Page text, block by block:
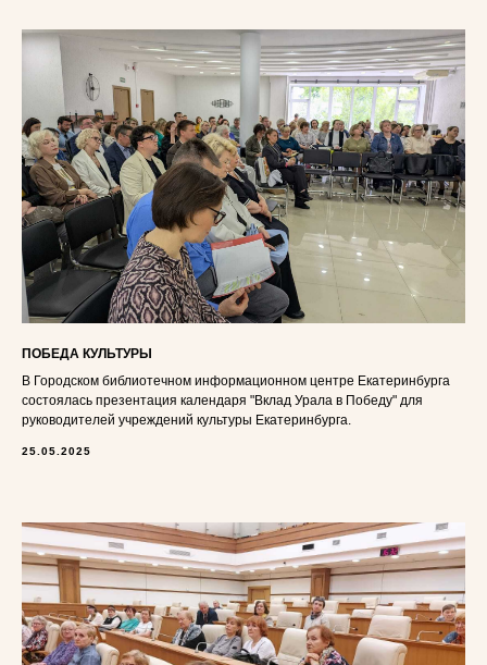
ПОБЕДА КУЛЬТУРЫ
В Городском библиотечном информационном центре Екатеринбурга
состоялась презентация календаря "Вклад Урала в Победу" для
руководителей учреждений культуры Екатеринбурга.
25.05.2025